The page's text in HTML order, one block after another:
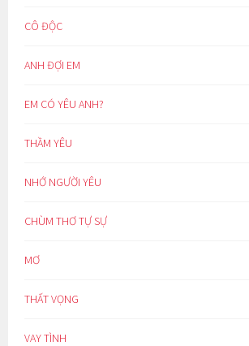
CÔ ĐỘC
ANH ĐỢI EM
EM CÓ YÊU ANH?
THẦM YÊU
NHỚ NGƯỜI YÊU
CHÙM THƠ TỰ SỰ
MƠ
THẤT VỌNG
VAY TÌNH